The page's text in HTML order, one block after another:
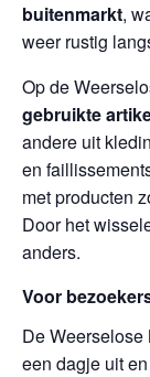
buitenmarkt,
weer rustig
Op de
gebruikte
andere uit
en
met producten
Door het
anders.
Voor
De
een dagje uit